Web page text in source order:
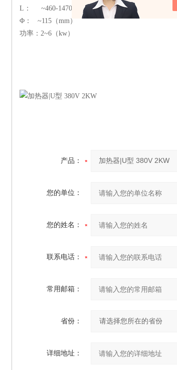
L： ~460-1470（mm）
Φ： ~115（mm）
功率：2~6（kw）
产品：
您的单位：
您的姓名：
联系电话：
常用邮箱：
省份：
详细地址：